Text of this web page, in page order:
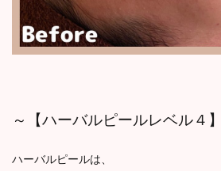
～【ハーバルピールレベル４
ハーバルピールは、